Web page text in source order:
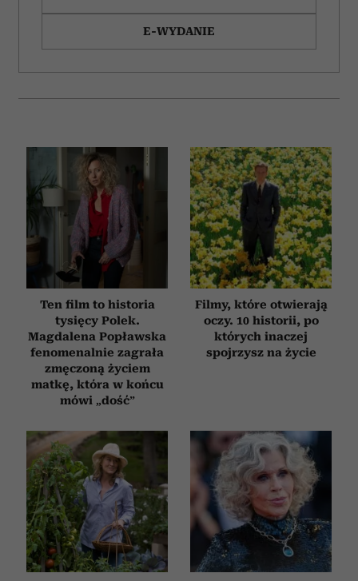
E-WYDANIE
Ten film to historia
tysięcy Polek.
Magdalena Popławska
fenomenalnie zagrała
zmęczoną życiem
matkę, która w końcu
mówi „dość”
Filmy, które otwierają
oczy. 10 historii, po
których inaczej
spojrzysz na życie